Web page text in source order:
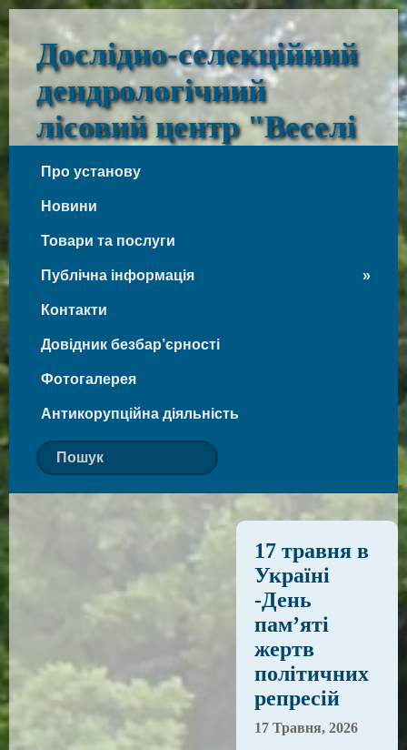
Дослідно-селекційний
дендрологічний
лісовий центр "Веселі
Боковеньки"
Веселі Боковеньки
Про установу
Новини
Товари та послуги
Публічна інформація
Контакти
Довідник безбар’єрності
Фотогалерея
Антикорупційна діяльність
17 травня в
Україні
-День
пам’яті
жертв
політичних
репресій
17 Травня, 2026